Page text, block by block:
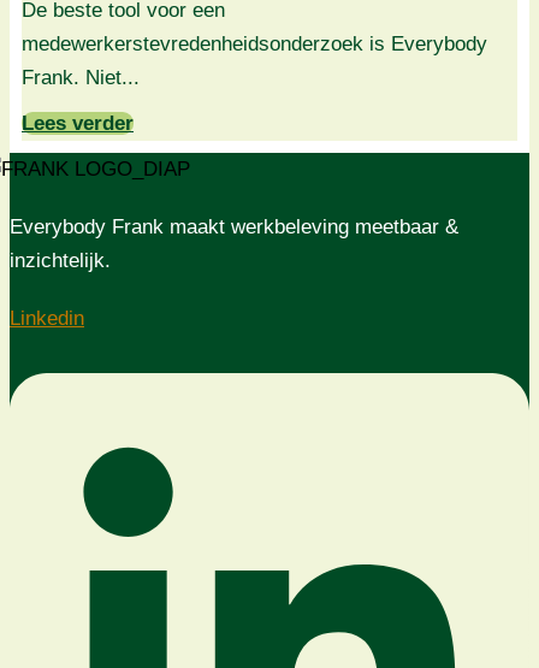
De beste tool voor een
medewerkerstevredenheidsonderzoek is Everybody
Frank. Niet...
Lees verder
Everybody Frank maakt werkbeleving meetbaar &
inzichtelijk.
Linkedin